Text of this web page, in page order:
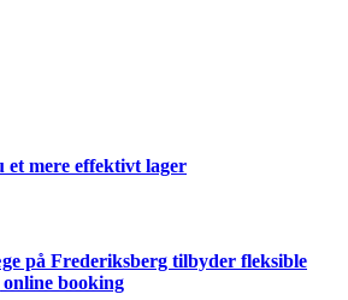
et mere effektivt lager
på Frederiksberg tilbyder fleksible
booking